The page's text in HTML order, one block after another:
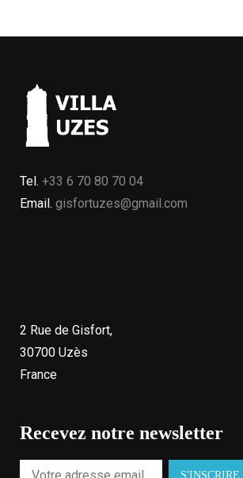
Tel. +33 6 70 80 70 04
Email. gisfortuzes@gmail.com
2 Rue de Gisfort,
30700 Uzès
France
Recevez notre newsletter